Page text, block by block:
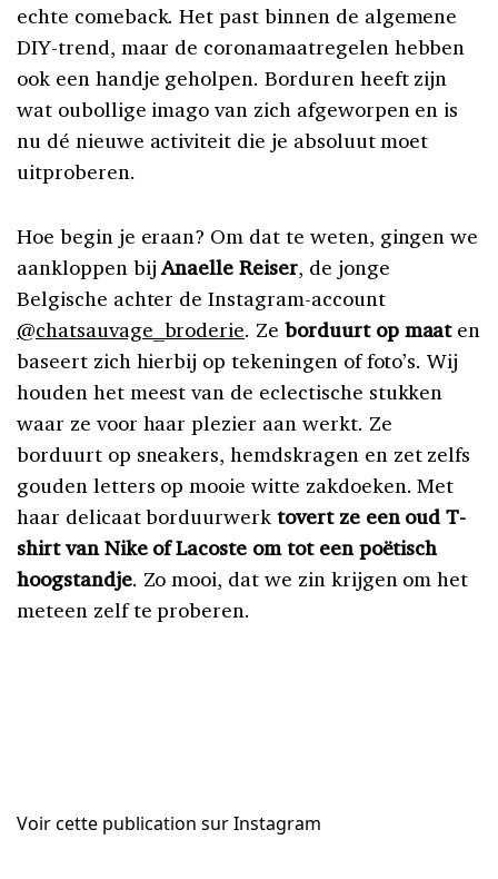
echte comeback. Het past binnen de algemene
DIY-trend, maar de coronamaatregelen hebben
ook een handje geholpen. Borduren heeft zijn
wat oubollige imago van zich afgeworpen en is
nu dé nieuwe activiteit die je absoluut moet
uitproberen.
Hoe begin je eraan? Om dat te weten, gingen we
aankloppen bijAnaelle Reiser, de jonge
Belgische achter de Instagram-account
@chatsauvage_broderie. Zeborduurt op maaten
baseert zich hierbij op tekeningen of foto’s. Wij
houden het meest van de eclectische stukken
waar ze voor haar plezier aan werkt. Ze
borduurt op sneakers, hemdskragen en zet zelfs
gouden letters op mooie witte zakdoeken. Met
haar delicaat borduurwerktovert ze een oud T-
shirt van Nike of Lacoste om tot een poëtisch
hoogstandje. Zo mooi, dat we zin krijgen om het
meteen zelf te proberen.
Voir cette publication sur Instagram